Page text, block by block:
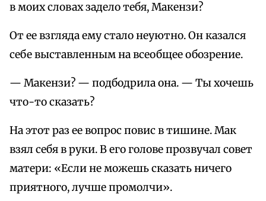
в моих словах задело тебя, Макензи?
От ее взгляда ему стало неуютно. Он казался
себе выставленным на всеобщее обозрение.
— Макензи? — подбодрила она. — Ты хочешь
что-то сказать?
На этот раз ее вопрос повис в тишине. Мак
взял себя в руки. В его голове прозвучал совет
матери: «Если не можешь сказать ничего
приятного, лучше промолчи».